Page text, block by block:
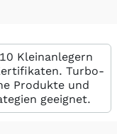
Kleinanlegern
Turbo-
Produkte und
geeignet.